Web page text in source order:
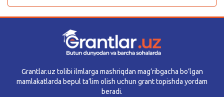
Grantlar.uz tolibi ilmlarga mashriqdan mag’ribgacha bo’lgan
mamlakatlarda bepul ta’lim olish uchun grant topishda yordam
beradi.